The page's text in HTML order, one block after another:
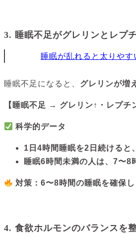
3. 睡眠不足がグレリンとレプ
睡眠が乱れると太りやす
睡眠不足になると、 グレリンが増
【睡眠不足 → グレリン↑・レプ
科学的データ
1日4時間睡眠を2日続けると
睡眠6時間未満の人は、7〜8
対策：6〜8時間の睡眠を確保
4. 食欲ホルモンのバランスを